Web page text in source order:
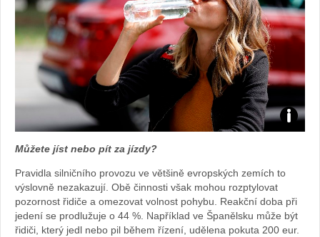
Foto:
Můžete jíst nebo pít za jízdy?
Pravidla silničního provozu ve většině evropských zemích to
výslovně nezakazují. Obě činnosti však mohou rozptylovat
pozornost řidiče a omezovat volnost pohybu. Reakční doba při
jedení se prodlužuje o 44 %. Například ve Španělsku může být
řidiči, který jedl nebo pil během řízení, udělena pokuta 200 eur.